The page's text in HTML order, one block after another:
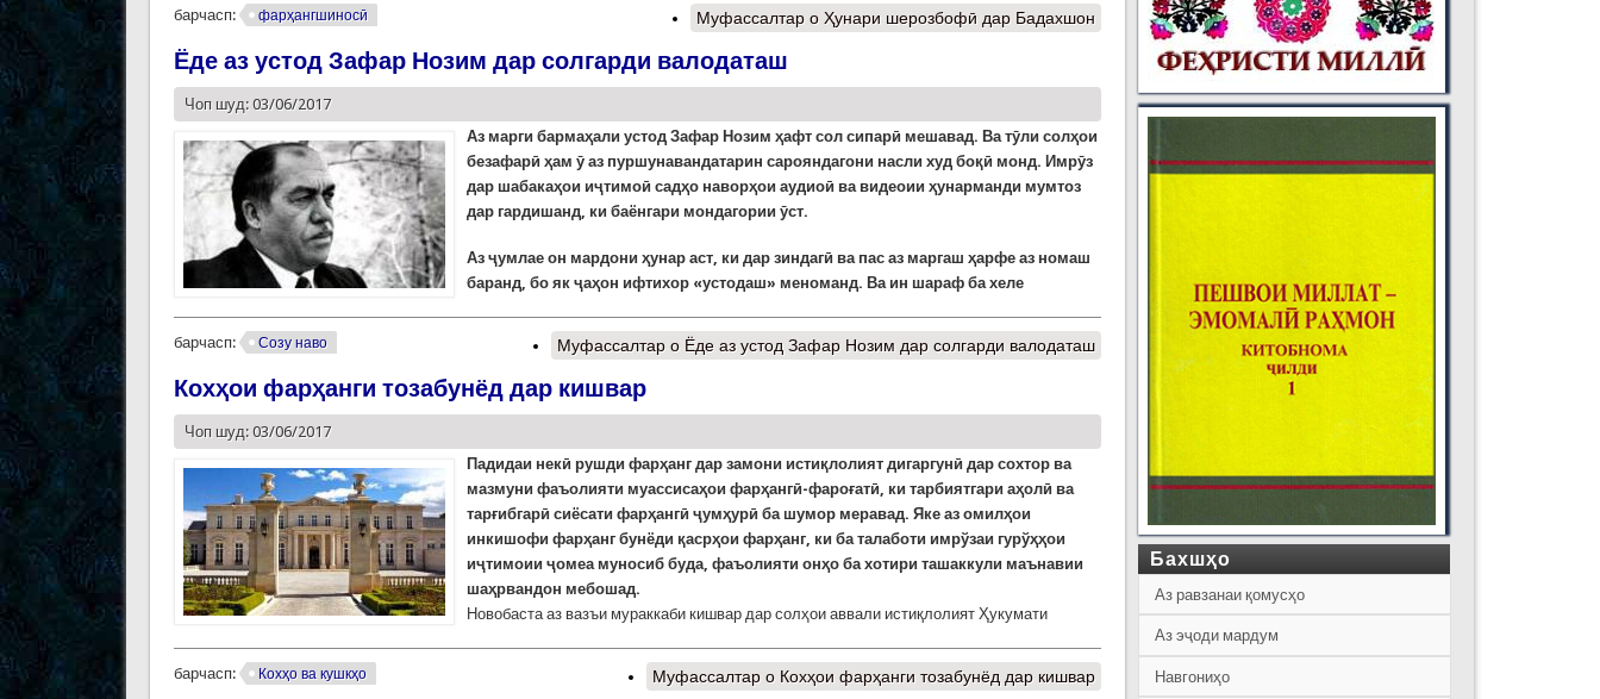
барчасп: фарҳангшиносӣ Муфассалтар о Ҳунари шерозбофӣ дар Бадахшон
Ёде аз устод Зафар Нозим дар солгарди валодаташ
Чоп шуд: 03/06/2017
Аз марги бармаҳали устод Зафар Нозим ҳафт сол сипарӣ мешавад. Ва тӯли солҳои
безафарӣ ҳам ӯ аз пуршунавандатарин сарояндагони насли худ боқӣ монд. Имрӯз
дар шабакаҳои иҷтимоӣ садҳо наворҳои аудиоӣ ва видеоии ҳунарманди мумтоз
дар гардишанд, ки баёнгари мондагории ӯст.
Аз ҷумлае он мардони ҳунар аст, ки дар зиндагӣ ва пас аз маргаш ҳарфе аз номаш
баранд, бо як ҷаҳон ифтихор «устодаш» меноманд. Ва ин шараф ба хеле
барчасп: Созу наво Муфассалтар о Ёде аз устод Зафар Нозим дар солгарди валодаташ
Кохҳои фарҳанги тозабунёд дар кишвар
Чоп шуд: 03/06/2017
Падидаи некӣ рушди фарҳанг дар замони истиқлолият дигаргунӣ дар сохтор ва
мазмуни фаъолияти муассисаҳои фарҳангӣ-фароғатӣ, ки тарбиятгари аҳолӣ ва
тарғибгарӣ сиёсати фарҳангӣ ҷумҳурӣ ба шумор меравад. Яке аз омилҳои
инкишофи фарҳанг бунёди қасрҳои фарҳанг, ки ба талаботи имрўзаи гурўҳҳои
иҷтимоии ҷомеа муносиб буда, фаъолияти онҳо ба хотири ташаккули маънавии
шаҳрвандон мебошад.
Новобаста аз вазъи мураккаби кишвар дар солҳои аввали истиқлолият Ҳукумати
барчасп: Кохҳо ва кушкҳо Муфассалтар о Кохҳои фарҳанги тозабунёд дар кишвар
Бахшҳо
Аз равзанаи қомусҳо
Аз эҷоди мардум
Навгониҳо